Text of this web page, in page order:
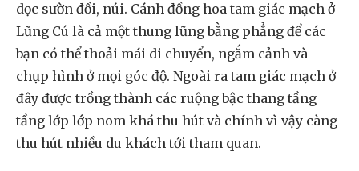
dọc sườn đồi, núi. Cánh đồng hoa tam giác mạch ở
Lũng Cú là cả một thung lũng bằng phẳng để các
bạn có thể thoải mái di chuyển, ngắm cảnh và
chụp hình ở mọi góc độ. Ngoài ra tam giác mạch ở
đây được trồng thành các ruộng bậc thang tầng
tầng lớp lớp nom khá thu hút và chính vì vậy càng
thu hút nhiều du khách tới tham quan.